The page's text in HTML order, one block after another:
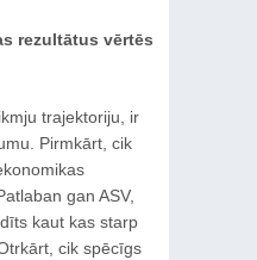
rezultātus vērtēs
trajektoriju, ir
Pirmkārt, cik
gan ASV,
kaut kas starp
cik spēcīgs